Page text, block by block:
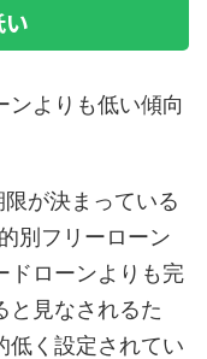
ンよりも低い傾向
が決まっている
別フリーローン
ドローンよりも完
と見なされるた
低く設定されてい